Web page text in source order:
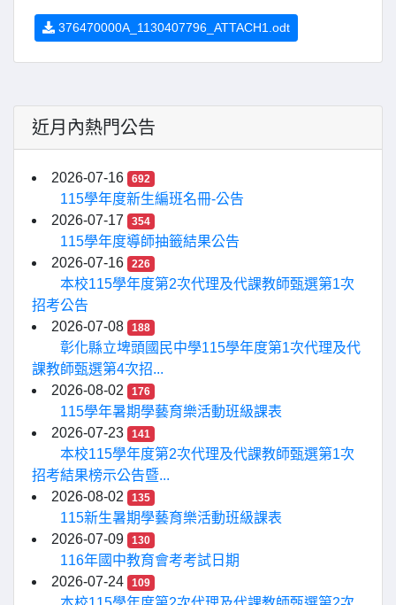
376470000A_1130407796_ATTACH1.odt
近月內熱門公告
2026-07-16 692
115學年度新生編班名冊-公告
2026-07-17
354
115學年度導師抽籤結果公告
2026-07-16
226
本校115學年度第2次代理及代課教師甄選第1次
招考公告
2026-07-08
188
彰化縣立埤頭國民中學115學年度第1次代理及代
課教師甄選第4次招...
2026-08-02
176
115學年暑期學藝育樂活動班級課表
2026-07-23
141
本校115學年度第2次代理及代課教師甄選第1次
招考結果榜示公告暨...
2026-08-02
135
115新生暑期學藝育樂活動班級課表
2026-07-09
130
116年國中教育會考考試日期
2026-07-24
109